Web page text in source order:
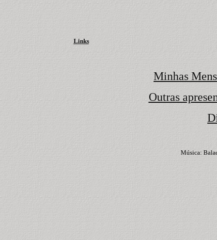
Links
Minhas
Outras
Música: